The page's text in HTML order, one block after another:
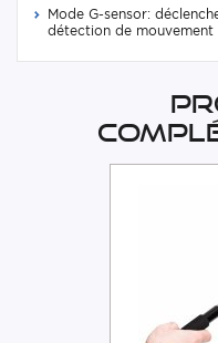
Mode G-sensor:
détection de mouvement